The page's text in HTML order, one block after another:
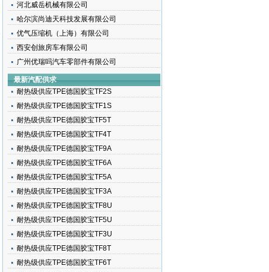
河北威岳机械有限公司
哈尔滨尚迪天科技发展有限公司
优气压缩机（上海）有限公司
西安创旅房车有限公司
广州优瑞吗汽车零部件有限公司
最新汽配供求
耐热级供应TPE德国胶宝TF2S
耐热级供应TPE德国胶宝TF1S
耐热级供应TPE德国胶宝TF5T
耐热级供应TPE德国胶宝TF4T
耐热级供应TPE德国胶宝TF9A
耐热级供应TPE德国胶宝TF6A
耐热级供应TPE德国胶宝TF5A
耐热级供应TPE德国胶宝TF3A
耐热级供应TPE德国胶宝TF8U
耐热级供应TPE德国胶宝TF5U
耐热级供应TPE德国胶宝TF3U
耐热级供应TPE德国胶宝TF8T
耐热级供应TPE德国胶宝TF6T